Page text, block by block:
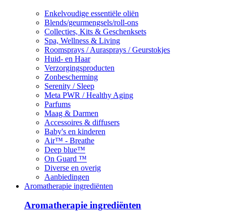
Enkelvoudige essentiële oliën
Blends/geurmengsels/roll-ons
Collecties, Kits & Geschenksets
Spa, Wellness & Living
Roomsprays / Aurasprays / Geurstokjes
Huid- en Haar
Verzorgingsproducten
Zonbescherming
Serenity / Sleep
Meta PWR / Healthy Aging
Parfums
Maag & Darmen
Accessoires & diffusers
Baby's en kinderen
Air™ - Breathe
Deep blue™
On Guard ™
Diverse en overig
Aanbiedingen
Aromatherapie ingrediënten
Aromatherapie ingrediënten